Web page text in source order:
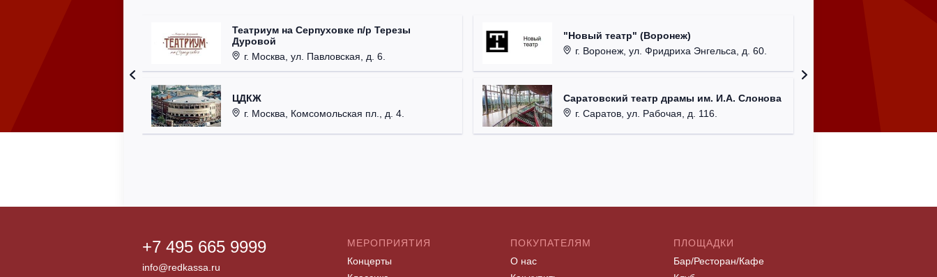
Театриум на Серпуховке п/р Терезы
Дуровой
г. Москва, ул. Павловская, д. 6.
ЦДКЖ
г. Москва, Комсомольская пл., д. 4.
"Новый театр" (Воронеж)
г. Воронеж, ул. Фридриха Энгельса, д. 60.
Саратовский театр драмы им. И.А. Слонова
г. Саратов, ул. Рабочая, д. 116.
+7 495 665 9999
info@redkassa.ru
МЕРОПРИЯТИЯ
Концерты
ПОКУПАТЕЛЯМ
О нас
ПЛОЩАДКИ
Бар/Ресторан/Кафе